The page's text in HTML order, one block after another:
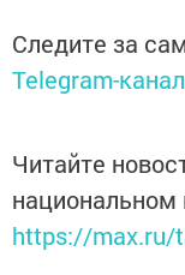
Следите за
Telegram-
Читайте
https://max.ru/